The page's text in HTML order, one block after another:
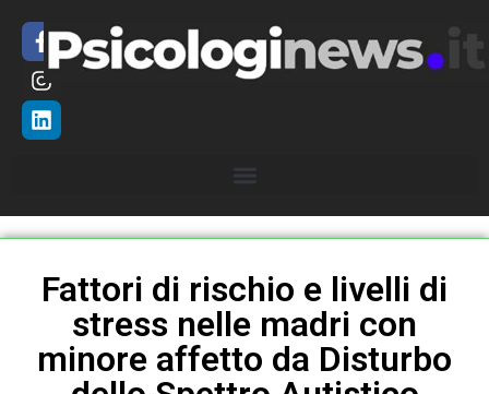
Fattori di rischio e livelli di
stress nelle madri con
minore affetto da Disturbo